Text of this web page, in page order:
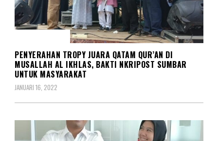
PENYERAHAN TROPY JUARA QATAM QUR’AN DI
MUSALLAH AL IKHLAS, BAKTI NKRIPOST SUMBAR
UNTUK MASYARAKAT
JANUARI 16, 2022